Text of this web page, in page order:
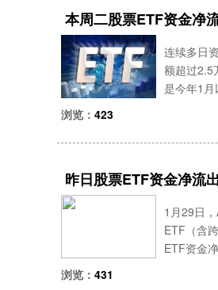
本周二股票ETF资金净
连续多日
额超过2.5
是今年1
浏览： 423
昨日股票ETF资金净流
1月29日
ETF（含
ETF资金
浏览： 431